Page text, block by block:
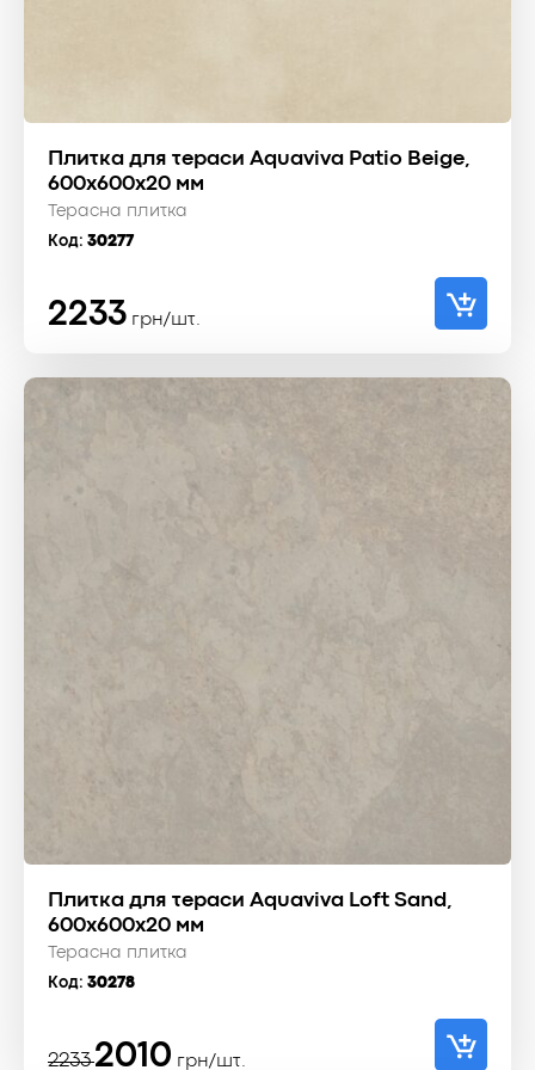
Плитка для тераси Aquaviva Patio Beige,
600x600x20 мм
Терасна плитка
Код: 30277
2233 грн/шт.
Плитка для тераси Aquaviva Loft Sand,
600x600x20 мм
Терасна плитка
Код: 30278
2233
Оригінальна
2010
Поточнагрн/шт.